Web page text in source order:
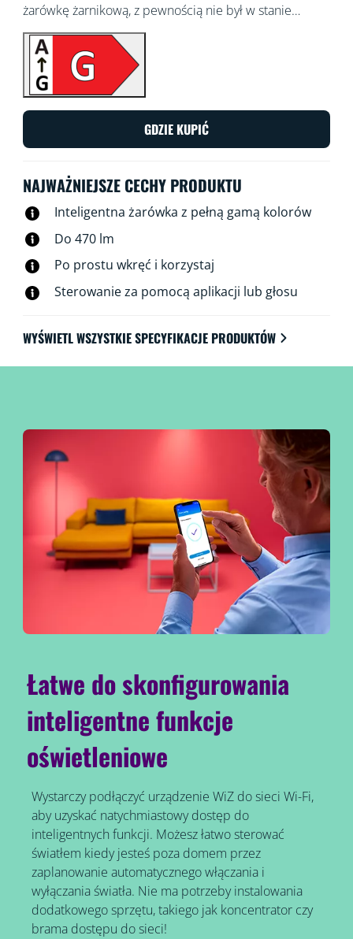
żarówkę żarnikową, z pewnością nie był w stanie
wyobrazić sobie, co firma WiZ mogłaby z nią zrobić
dzisiaj. Żarówki żarnikowe LED WiZ wyglądają świetnie
nawet wtedy, gdy są wyłączone, ale prawdziwa magia
zaczyna się dopiero po ich włączeniu. Te przezroczyste,
generują miliony kolorów i odcieni światła białego, od
ciepłych po chłodne. Ciesz się klasycznym wyglądem
czerpiąc jednocześnie korzyści z energooszczędnej
sterować za pośrednictwem Wi-Fi, przy użyciu aplikacji
WiZ, pilota WiZ lub głosu.
GDZIE KUPIĆ
NAJWAŻNIEJSZE CECHY PRODUKTU
Inteligentna żarówka z pełną gamą kolorów
Do 470 lm
Po prostu wkręć i korzystaj
Sterowanie za pomocą aplikacji lub głosu
WYŚWIETL WSZYSTKIE SPECYFIKACJE PRODUKTÓW
Łatwe do skonfigurowania
inteligentne funkcje
oświetleniowe
Wystarczy podłączyć urządzenie WiZ do sieci Wi-Fi,
aby uzyskać natychmiastowy dostęp do
inteligentnych funkcji. Możesz łatwo sterować
światłem kiedy jesteś poza domem przez
zaplanowanie automatycznego włączania i
wyłączania światła. Nie ma potrzeby instalowania
dodatkowego sprzętu, takiego jak koncentrator czy
brama dostępu do sieci!